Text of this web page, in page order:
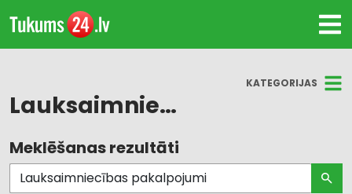
KATEGORIJAS
Lauksaimniecības pakalpojumi
Visas nozares
Lauksaimniecības pakalpojumi
Meklēšanas rezultāti